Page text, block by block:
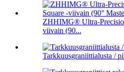
ZHHIMG® Ultra-
viivain (90...
Tarkkuusgraniittialusta /